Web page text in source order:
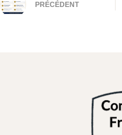
PRÉCÉDENT